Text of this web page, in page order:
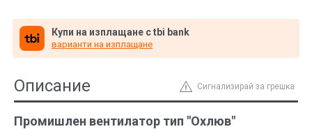
Купи на изплащане с tbi bank
варианти на изплащане
Сигнализирай за грешка
Описание
Промишлен вентилатор тип "Охлюв"